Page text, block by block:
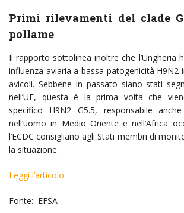
Primi rilevamenti del clade
pollame
Il rapporto sottolinea inoltre che l’Ungheria
influenza aviaria a bassa patogenicità H9N2
avicoli. Sebbene in passato siano stati
nell’UE, questa è la prima volta che
specifico H9N2 G5.5, responsabile
nell’uomo in Medio Oriente e nell’Africa
l’ECDC consigliano agli Stati membri di
la situazione.
Leggi l’articolo
Fonte: EFSA